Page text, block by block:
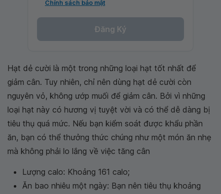
Chính sách bảo mật
Đăng Ký
Hạt dẻ cười là một trong những loại hạt tốt nhất để
giảm cân. Tuy nhiên, chỉ nên dùng hạt dẻ cười còn
nguyên vỏ, không ướp muối để giảm cân. Bởi vì những
loại hạt này có hương vị tuyệt vời và có thể dễ dàng bị
tiêu thụ quá mức. Nếu bạn kiểm soát được khẩu phần
ăn, bạn có thể thưởng thức chúng như một món ăn nhẹ
mà không phải lo lắng về việc tăng cân
Lượng calo: Khoảng 161 calo;
Ăn bao nhiêu một ngày: Bạn nên tiêu thụ khoảng